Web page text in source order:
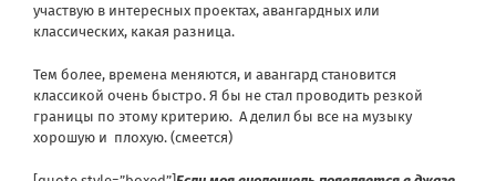
участвую в интересных проектах, авангардных или
классических, какая разница.
Тем более, времена меняются, и авангард становится
классикой очень быстро. Я бы не стал проводить резкой
границы по этому критерию. А делил бы все на музыку
хорошую и плохую. (смеется)